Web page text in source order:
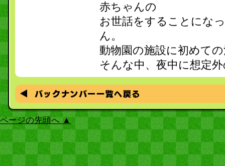
赤ちゃんの
お世話をすることにな
ん。
動物園の施設に初めて
そんな中、夜中に想定
ページの先頭へ ▲